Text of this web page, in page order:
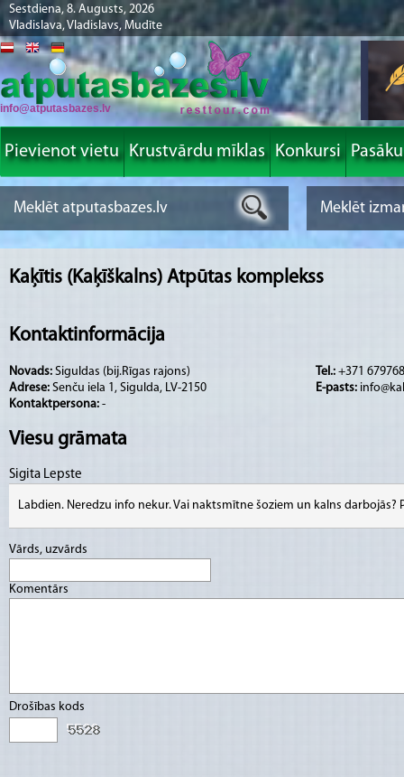
Sestdiena, 8. Augusts, 2026
Vladislava, Vladislavs, Mudīte
info@atputasbazes.lv
Pievienot vietu Krustvārdu mīklas Konkursi
Kaķītis (Kaķīškalns) Atpūtas komplekss
Kontaktinformācija
Novads: Siguldas (bij.Rīgas rajons)
Adrese: Senču iela 1, Sigulda, LV-2150
Kontaktpersona: -
Tel.: +371
E-pasts:
Viesu grāmata
Sigita Lepste
Labdien. Neredzu info nekur. Vai naktsmītne šoziem un kalns darbojās?
Vārds, uzvārds
Komentārs
Drošības kods